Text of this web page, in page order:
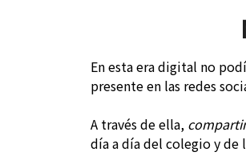
En esta era digital no
presente en las redes
A través de ella,
día a día del colegio y de